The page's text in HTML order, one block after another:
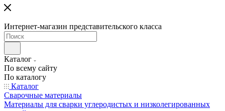
Интернет-магазин представительского класса
Каталог
По всему сайту
По каталогу
Каталог
Сварочные материалы
Материалы для сварки углеродистых и низколегированных